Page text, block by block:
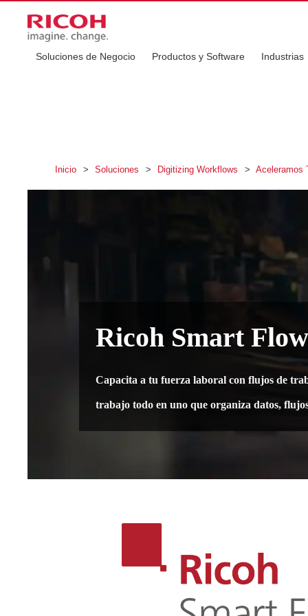
Soluciones de Negocio Productos y Software Industrias
Inicio > Soluciones > Digitizing Workflows > Aceleramos
Ricoh Smart
Capacita a tu fuerza laboral con flujos de
trabajo todo en uno que organiza datos,